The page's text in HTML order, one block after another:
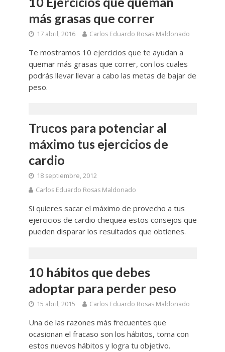
más grasas que correr
17 abril, 2016 Carlos Eduardo Rosas Maldonado
Te mostramos 10 ejercicios que te ayudan a
quemar más grasas que correr, con los cuales
podrás llevar llevar a cabo las metas de bajar de
peso.
Trucos para potenciar al
máximo tus ejercicios de
cardio
18 septiembre, 2012
Carlos Eduardo Rosas Maldonado
Si quieres sacar el máximo de provecho a tus
ejercicios de cardio chequea estos consejos que
pueden disparar los resultados que obtienes.
10 hábitos que debes
adoptar para perder peso
15 abril, 2015 Carlos Eduardo Rosas Maldonado
Una de las razones más frecuentes que
ocasionan el fracaso son los hábitos, toma con
estos nuevos hábitos y logra tu objetivo.